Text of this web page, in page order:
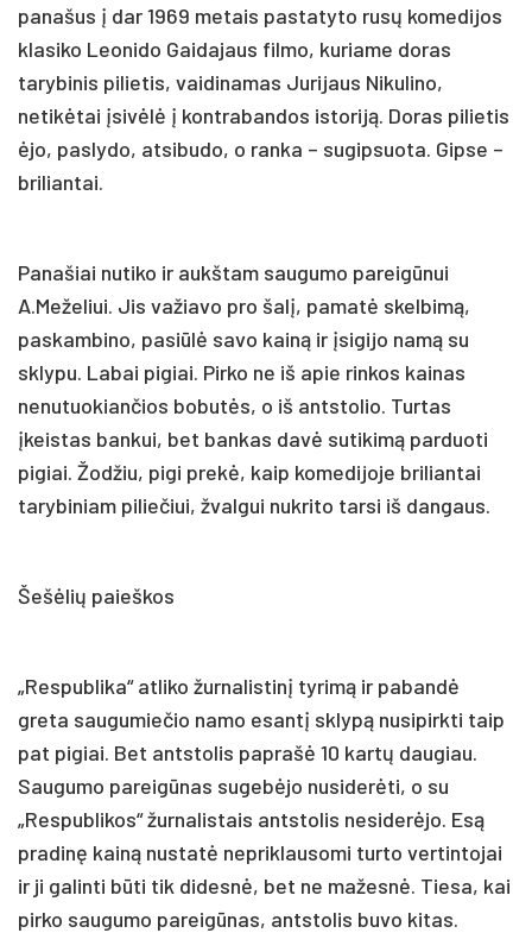
panašus į dar 1969 metais pastatyto rusų komedijos
klasiko Leonido Gaidajaus filmo, kuriame doras
tarybinis pilietis, vaidinamas Jurijaus Nikulino,
netikėtai įsivėlė į kontrabandos istoriją. Doras pilietis
ėjo, paslydo, atsibudo, o ranka – sugipsuota. Gipse –
briliantai.
Panašiai nutiko ir aukštam saugumo pareigūnui
A.Meželiui. Jis važiavo pro šalį, pamatė skelbimą,
paskambino, pasiūlė savo kainą ir įsigijo namą su
sklypu. Labai pigiai. Pirko ne iš apie rinkos kainas
nenutuokiančios bobutės, o iš antstolio. Turtas
įkeistas bankui, bet bankas davė sutikimą parduoti
pigiai. Žodžiu, pigi prekė, kaip komedijoje briliantai
tarybiniam piliečiui, žvalgui nukrito tarsi iš dangaus.
Šešėlių paieškos
„Respublika“ atliko žurnalistinį tyrimą ir pabandė
greta saugumiečio namo esantį sklypą nusipirkti taip
pat pigiai. Bet antstolis paprašė 10 kartų daugiau.
Saugumo pareigūnas sugebėjo nusiderėti, o su
„Respublikos“ žurnalistais antstolis nesiderėjo. Esą
pradinę kainą nustatė nepriklausomi turto vertintojai
ir ji galinti būti tik didesnė, bet ne mažesnė. Tiesa, kai
pirko saugumo pareigūnas, antstolis buvo kitas.